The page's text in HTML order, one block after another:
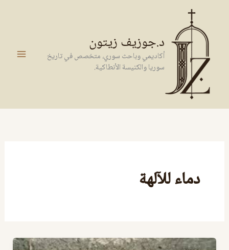
المحتوى
د.جوزيف زيتون
أكاديمي وباحث سوري، متخصص في تاريخ
سوريا والكنيسة الأنطاكية.
دماء للآلهة